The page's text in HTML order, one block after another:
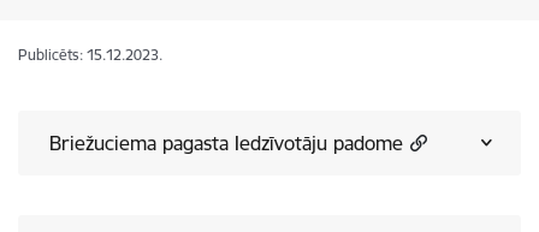
Publicēts: 15.12.2023.
Briežuciema pagasta Iedzīvotāju padome